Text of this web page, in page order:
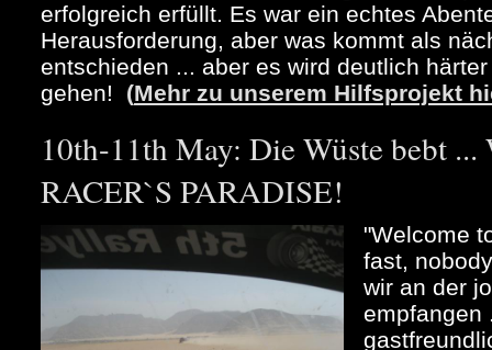
erfolgreich erfüllt. Es war ein echtes
Herausforderung, aber was kommt als
entschieden ... aber es wird deutlich
gehen! (Mehr zu unserem Hilfsprojekt
10th-11th May: Die Wüste bebt
RACER`S PARADISE!
"Welcome
fast,
wir an der
empfangen